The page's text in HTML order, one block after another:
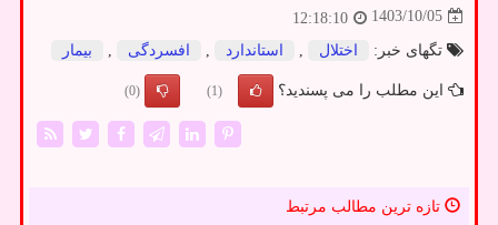
1403/10/05
12:18:10
تگهای خبر:
اختلال استاندارد افسردگی بیمار
این مطلب را می پسندید؟ (1)
(0)
تازه ترین مطالب مرتبط